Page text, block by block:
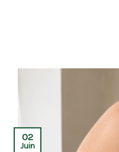
02
Juin